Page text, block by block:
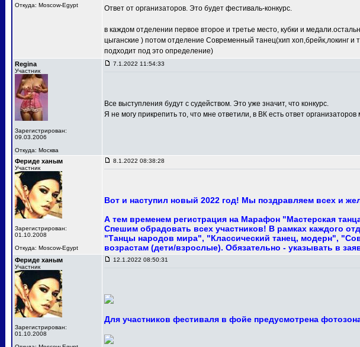
Откуда: Moscow-Egypt
Ответ от организаторов. Это будет фестиваль-конкурс.
в каждом отделении первое второе и третье место, кубки и
цыганские ) потом отделение Современный танец(хип хоп,брейк,локинг
подходит под это определение)
Regina
Участник
Зарегистрирован:
09.03.2006
Откуда: Москва
7.1.2022 11:54:33
Все выступления будут с судейством. Это уже значит, что конкурс.
Я не могу прикрепить то, что мне ответили, в ВК есть ответ
Фериде ханым
Участник
Зарегистрирован:
01.10.2008
Откуда: Moscow-Egypt
8.1.2022 08:38:28
Вот и наступил новый 2022 год! Мы поздравляем всех и
А тем временем регистрация на Марафон "Мастерская
Спешим обрадовать всех участников! В рамках каждого
"Танцы народов мира", "Классический танец, модерн",
возрастам (дети/взрослые). Обязательно - указывать в
Фериде ханым
Участник
Зарегистрирован:
01.10.2008
12.1.2022 08:50:31
Для участников фестиваля в фойе предусмотрена